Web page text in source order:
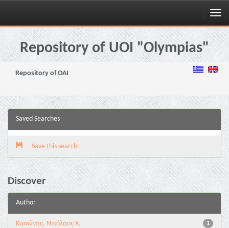
Skip
navigationRepository of UOI "Olympias"
Repository of OAI
Saved Searches
Save this search
Discover
Author
1
Καπώνης, Νικόλαος Χ.